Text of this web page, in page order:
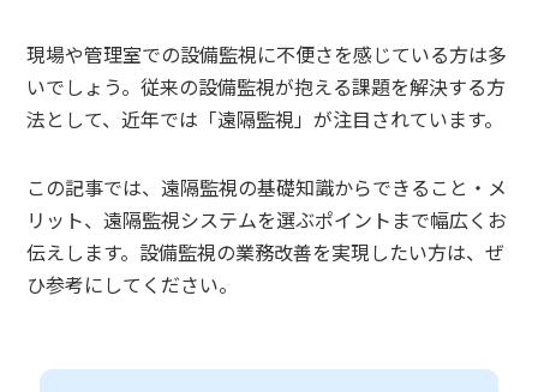
現場や管理室での設備監視に不便さを感じている方は多
いでしょう。従来の設備監視が抱える課題を解決する方
法として、近年では「遠隔監視」が注目されています。
この記事では、遠隔監視の基礎知識からできること・メ
リット、遠隔監視システムを選ぶポイントまで幅広くお
伝えします。設備監視の業務改善を実現したい方は、ぜ
ひ参考にしてください。